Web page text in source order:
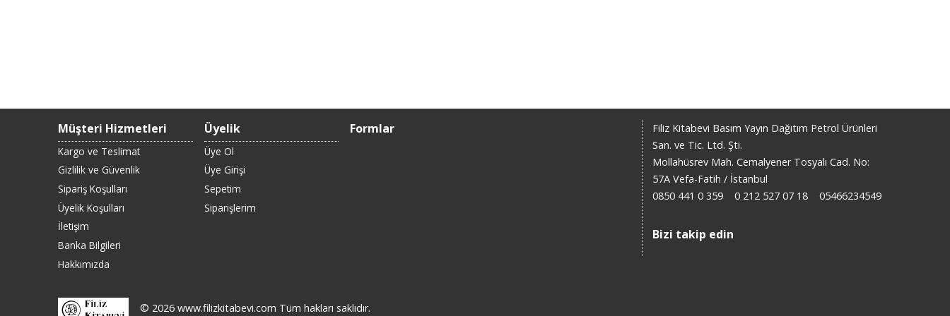
Müşteri Hizmetleri
Kargo ve Teslimat
Gizlilik ve Güvenlik
Sipariş Koşulları
Üyelik Koşulları
İletişim
Banka Bilgileri
Hakkımızda
Üyelik
Üye Ol
Üye Girişi
Sepetim
Siparişlerim
Formlar
Filiz Kitabevi Basım Yayın Dağıtım Petrol Ürünleri
San. ve Tic. Ltd. Şti.
Mollahüsrev Mah. Cemalyener Tosyalı Cad. No:
57A Vefa-Fatih / İstanbul
0850 441 0 359
0 212 527 07 18 05466234549
Bizi takip edin
© 2026 www.filizkitabevi.com Tüm hakları saklıdır.